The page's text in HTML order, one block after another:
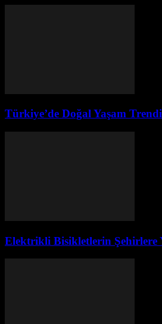
Türkiye’de Doğal Yaşam
Elektrikli Bisikletlerin Şehirlere